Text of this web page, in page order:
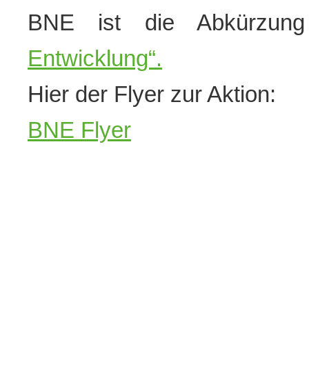
BNE ist die
Entwicklung“.
Hier der Flyer zur Aktion:
BNE Flyer